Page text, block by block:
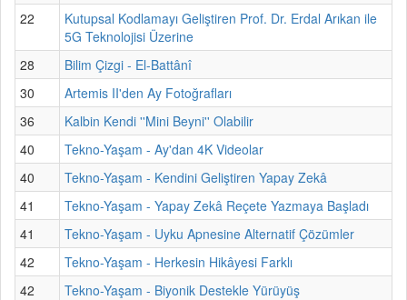
22
Kutupsal Kodlamayı Geliştiren Prof. Dr. Erdal Arıkan ile
5G Teknolojisi Üzerine
28
Bilim Çizgi - El-Battânî
30
Artemis II'den Ay Fotoğrafları
36
Kalbin Kendi ''Mini Beyni'' Olabilir
40
Tekno-Yaşam - Ay'dan 4K Videolar
40
Tekno-Yaşam - Kendini Geliştiren Yapay Zekâ
41
Tekno-Yaşam - Yapay Zekâ Reçete Yazmaya Başladı
41
Tekno-Yaşam - Uyku Apnesine Alternatif Çözümler
42
Tekno-Yaşam - Herkesin Hikâyesi Farklı
42
Tekno-Yaşam - Biyonik Destekle Yürüyüş